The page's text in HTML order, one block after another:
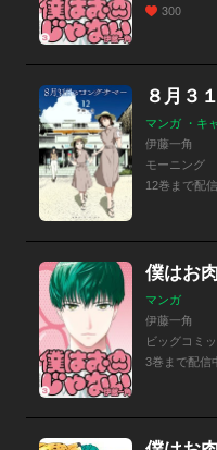
300
８月３
マンガ ・キ
伊藤一角
モーニング
12巻まで配
僕はお
マンガ
伊藤一角
ビッグコミ
3巻まで配信